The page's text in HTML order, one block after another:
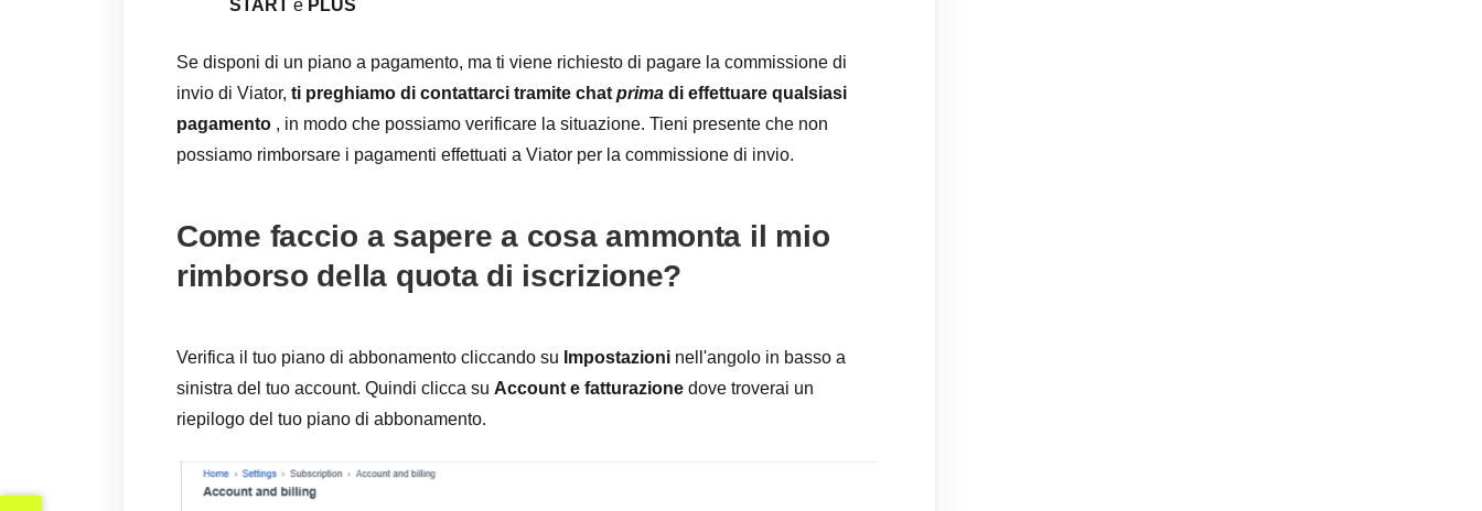
START e PLUS
Se disponi di un piano a pagamento, ma ti viene richiesto di pagare la commissione di
invio di Viator, ti preghiamo di contattarci tramite chat prima di effettuare qualsiasi
pagamento , in modo che possiamo verificare la situazione. Tieni presente che non
possiamo rimborsare i pagamenti effettuati a Viator per la commissione di invio.
Come faccio a sapere a cosa ammonta il mio
rimborso della quota di iscrizione?
Verifica il tuo piano di abbonamento cliccando su Impostazioni nell'angolo in basso a
sinistra del tuo account. Quindi clicca su Account e fatturazione dove troverai un
riepilogo del tuo piano di abbonamento.